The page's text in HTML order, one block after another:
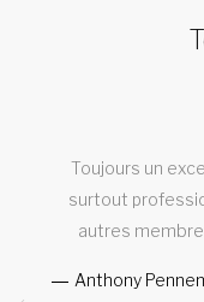
Toujours un
surtout
autres
Anthony